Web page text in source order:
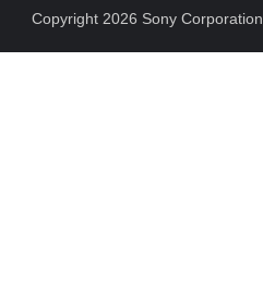
Copyright 2026 Sony Corporation